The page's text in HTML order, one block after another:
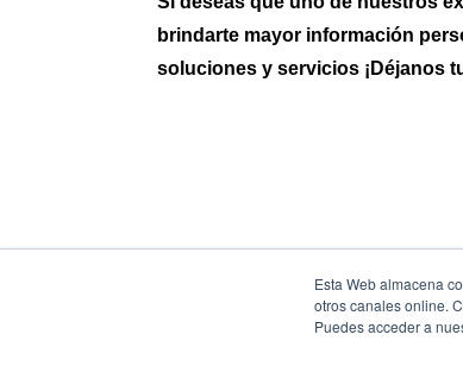
Esta Web almacena
otros canales online.
Puedes acceder a
brindarte mayor información
soluciones y servicios ¡Déjanos